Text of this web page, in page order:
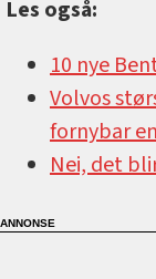
Les også:
10 nye
Volvos
fornybar
Nei, det